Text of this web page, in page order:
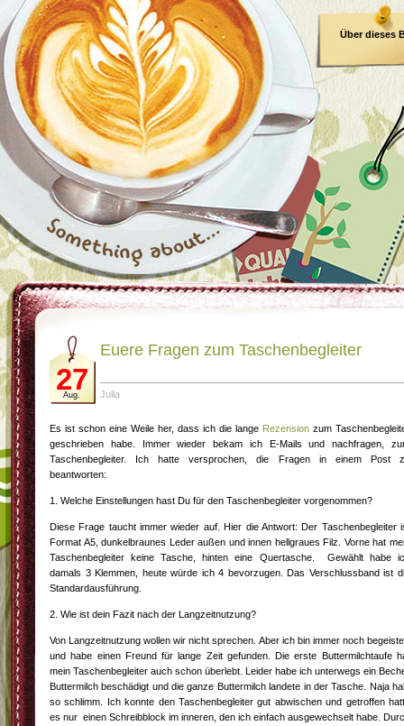
Über dieses
27
Aug.
Euere Fragen zum Taschenbegleiter
Julia
Es ist schon eine Weile her, dass ich die lange Rezension zum
geschrieben habe. Immer wieder bekam ich E-Mails und nachfragen,
Taschenbegleiter. Ich hatte versprochen, die Fragen in einem Post
beantworten:
1. Welche Einstellungen hast Du für den Taschenbegleiter vorgenommen?
Diese Frage taucht immer wieder auf. Hier die Antwort: Der Taschenbegleiter
Format A5, dunkelbraunes Leder außen und innen hellgraues Filz. Vorne hat
Taschenbegleiter keine Tasche, hinten eine Quertasche. Gewählt habe
damals 3 Klemmen, heute würde ich 4 bevorzugen. Das Verschlussband ist
Standardausführung.
2. Wie ist dein Fazit nach der Langzeitnutzung?
Von Langzeitnutzung wollen wir nicht sprechen. Aber ich bin immer noch
und habe einen Freund für lange Zeit gefunden. Die erste Buttermilchtaufe
mein Taschenbegleiter auch schon überlebt. Leider habe ich unterwegs ein
Buttermilch beschädigt und die ganze Buttermilch landete in der Tasche. Naja
so schlimm. Ich konnte den Taschenbegleiter gut abwischen und getroffen
es nur einen Schreibblock im inneren, den ich einfach ausgewechselt habe.